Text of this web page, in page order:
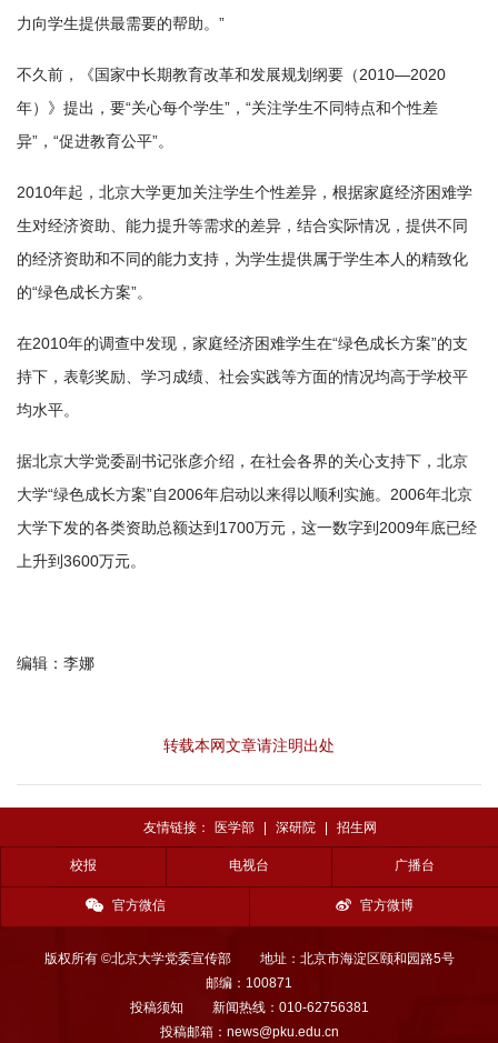
力向学生提供最需要的帮助。”
不久前，《国家中长期教育改革和发展规划纲要（2010—2020
年）》提出，要“关心每个学生”，“关注学生不同特点和个性差
异”，“促进教育公平”。
2010年起，北京大学更加关注学生个性差异，根据家庭经济困难学
生对经济资助、能力提升等需求的差异，结合实际情况，提供不同
的经济资助和不同的能力支持，为学生提供属于学生本人的精致化
的“绿色成长方案”。
在2010年的调查中发现，家庭经济困难学生在“绿色成长方案”的支
持下，表彰奖励、学习成绩、社会实践等方面的情况均高于学校平
均水平。
据北京大学党委副书记张彦介绍，在社会各界的关心支持下，北京
大学“绿色成长方案”自2006年启动以来得以顺利实施。2006年北京
大学下发的各类资助总额达到1700万元，这一数字到2009年底已经
上升到3600万元。
编辑：李娜
转载本网文章请注明出处
友情链接： 医学部 深研院 招生网
校报 电视台 广播台
官方微信 官方微博
版权所有 ©北京大学党委宣传部
地址：北京市海淀区颐和园路5号
邮编：100871
投稿须知
新闻热线：010-62756381
投稿邮箱：news@pku.edu.cn